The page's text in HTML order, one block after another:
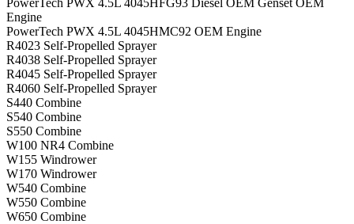
Engine
PowerTech PWX 4.5L 4045HMC92 OEM Engine
R4023 Self-Propelled Sprayer
R4038 Self-Propelled Sprayer
R4045 Self-Propelled Sprayer
R4060 Self-Propelled Sprayer
S440 Combine
S540 Combine
S550 Combine
W100 NR4 Combine
W155 Windrower
W170 Windrower
W540 Combine
W550 Combine
W650 Combine